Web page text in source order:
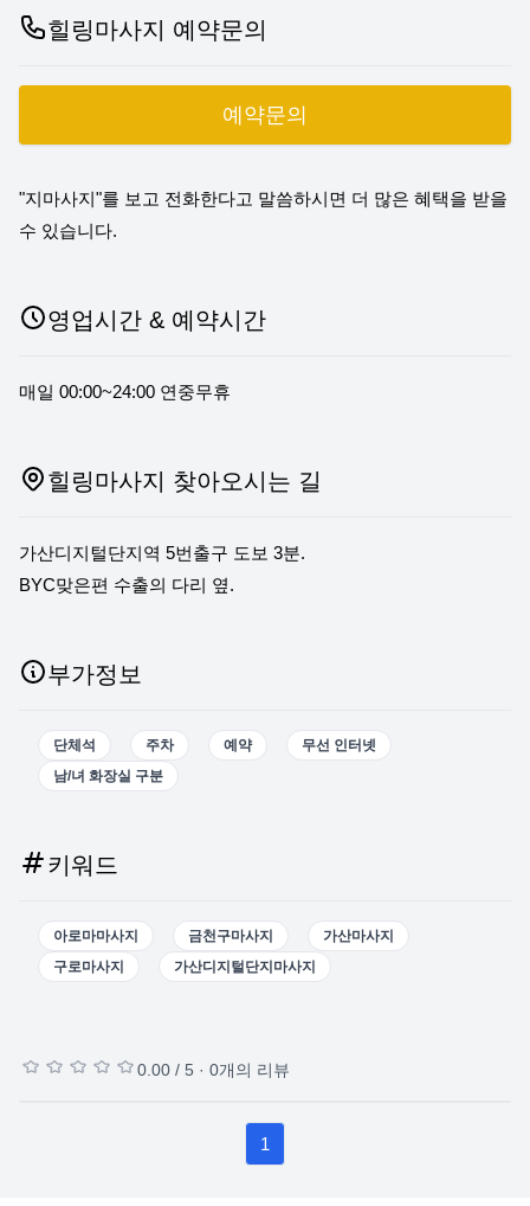
힐링마사지 예약문의
예약문의
"지마사지"를 보고 전화한다고 말씀하시면 더 많은 혜택을 받을
수 있습니다.
영업시간 & 예약시간
매일 00:00~24:00 연중무휴
힐링마사지 찾아오시는 길
가산디지털단지역 5번출구 도보 3분.
BYC맞은편 수출의 다리 옆.
부가정보
단체석 주차 예약
무선 인터넷
남/녀 화장실 구분
키워드
아로마마사지 금천구마사지
가산마사지
구로마사지
가산디지털단지마사지
0.00 / 5 · 0개의 리뷰
1